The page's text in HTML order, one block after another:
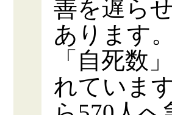
善を遅ら
あります
「自死数
れていま